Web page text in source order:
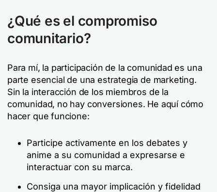
¿Qué es el compromiso
comunitario?
Para mí, la participación de la comunidad es una
parte esencial de una estrategia de marketing.
Sin la interacción de los miembros de la
comunidad, no hay conversiones. He aquí cómo
hacer que funcione:
Participe activamente en los debates y
anime a su comunidad a expresarse e
interactuar con su marca.
Consiga una mayor implicación y fidelidad